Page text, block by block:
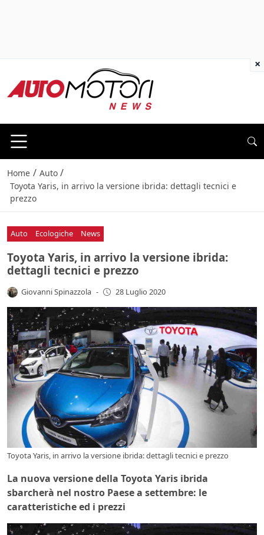
Home / Auto /
Toyota Yaris, in arrivo la versione ibrida: dettagli tecnici e
prezzo
Auto Ecologiche News
Toyota Yaris, in arrivo la versione ibrida:
dettagli tecnici e prezzo
Giovanni Spinazzola - 28 Luglio 2020
Toyota Yaris, in arrivo la versione ibrida: dettagli tecnici e prezzo
La nuova versione della Toyota Yaris ibrida
sbarcherà nel nostro Paese a settembre: le
caratteristiche ed i prezzi
×